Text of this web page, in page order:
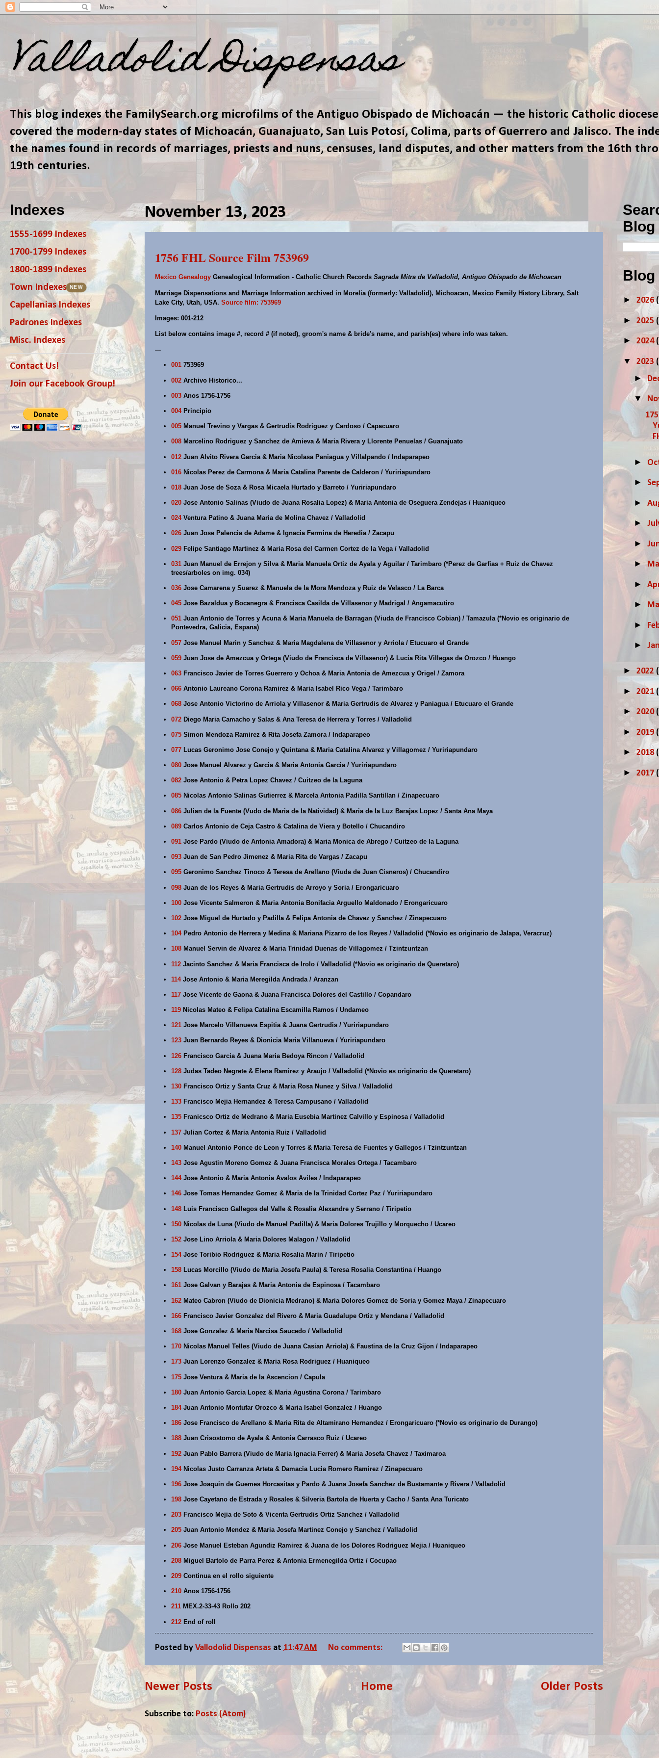
Valladolid Dispensas
This blog indexes the FamilySearch.org microfilms of the Antiguo Obispado de Michoacán — the historic Catholic
covered the modern-day states of Michoacán, Guanajuato, San Luis Potosí, Colima, parts of Guerrero and Jalisco. The
the names found in records of marriages, priests and nuns, censuses, land disputes, and other matters from the 16th
19th centuries.
November 13, 2023
1756 FHL Source Film 753969
Mexico Genealogy Genealogical Information - Catholic Church Records Sagrada Mitra de Valladolid, Antiguo Obispado de Michoacan
Marriage Dispensations and Marriage Information archived in Morelia (formerly: Valladolid), Michoacan, Mexico Family History Library, Salt
Lake City, Utah, USA. Source film: 753969
Images: 001-212
List below contains image #, record # (if noted), groom's name & bride's name, and parish(es) where info was taken.
---
001 753969
002 Archivo Historico...
003 Anos 1756-1756
004Principio
005 Manuel Trevino y Vargas & Gertrudis Rodriguez y Cardoso / Capacuaro
008 Marcelino Rodriguez y Sanchez de Amieva & Maria Rivera y Llorente Penuelas / Guanajuato
012 Juan Alvito Rivera Garcia & Maria Nicolasa Paniagua y Villalpando / Indaparapeo
016 Nicolas Perez de Carmona & Maria Catalina Parente de Calderon / Yuririapundaro
018 Juan Jose de Soza & Rosa Micaela Hurtado y Barreto / Yuririapundaro
020 Jose Antonio Salinas (Viudo de Juana Rosalia Lopez) & Maria Antonia de Oseguera Zendejas / Huaniqueo
024Ventura Patino & Juana Maria de Molina Chavez / Valladolid
026 Juan Jose Palencia de Adame & Ignacia Fermina de Heredia / Zacapu
029 Felipe Santiago Martinez & Maria Rosa del Carmen Cortez de la Vega / Valladolid
031 Juan Manuel de Errejon y Silva & Maria Manuela Ortiz de Ayala y Aguilar / Tarimbaro (*Perez de Garfias + Ruiz de Chavez
trees/arboles on img. 034)
036 Jose Camarena y Suarez & Manuela de la Mora Mendoza y Ruiz de Velasco / La Barca
045 Jose Bazaldua y Bocanegra & Francisca Casilda de Villasenor y Madrigal / Angamacutiro
051 Juan Antonio de Torres y Acuna & Maria Manuela de Barragan (Viuda de Francisco Cobian) / Tamazula (*Novio es originario de
Pontevedra, Galicia, Espana)
057 Jose Manuel Marin y Sanchez & Maria Magdalena de Villasenor y Arriola / Etucuaro el Grande
059 Juan Jose de Amezcua y Ortega (Viudo de Francisca de Villasenor) & Lucia Rita Villegas de Orozco / Huango
063 Francisco Javier de Torres Guerrero y Ochoa & Maria Antonia de Amezcua y Origel / Zamora
066 Antonio Laureano Corona Ramirez & Maria Isabel Rico Vega / Tarimbaro
068 Jose Antonio Victorino de Arriola y Villasenor & Maria Gertrudis de Alvarez y Paniagua / Etucuaro el Grande
072 Diego Maria Camacho y Salas & Ana Teresa de Herrera y Torres / Valladolid
075 Simon Mendoza Ramirez & Rita Josefa Zamora / Indaparapeo
077 Lucas Geronimo Jose Conejo y Quintana & Maria Catalina Alvarez y Villagomez / Yuririapundaro
080 Jose Manuel Alvarez y Garcia & Maria Antonia Garcia / Yuririapundaro
082 Jose Antonio & Petra Lopez Chavez / Cuitzeo de la Laguna
085 Nicolas Antonio Salinas Gutierrez & Marcela Antonia Padilla Santillan / Zinapecuaro
086 Julian de la Fuente (Vudo de Maria de la Natividad) & Maria de la Luz Barajas Lopez / Santa Ana Maya
089 Carlos Antonio de Ceja Castro & Catalina de Viera y Botello / Chucandiro
091 Jose Pardo (Viudo de Antonia Amadora) & Maria Monica de Abrego / Cuitzeo de la Laguna
093 Juan de San Pedro Jimenez & Maria Rita de Vargas / Zacapu
095 Geronimo Sanchez Tinoco & Teresa de Arellano (Viuda de Juan Cisneros) / Chucandiro
098 Juan de los Reyes & Maria Gertrudis de Arroyo y Soria / Erongaricuaro
100 Jose Vicente Salmeron & Maria Antonia Bonifacia Arguello Maldonado / Erongaricuaro
102 Jose Miguel de Hurtado y Padilla & Felipa Antonia de Chavez y Sanchez / Zinapecuaro
104Pedro Antonio de Herrera y Medina & Mariana Pizarro de los Reyes / Valladolid (*Novio es originario de Jalapa, Veracruz)
108 Manuel Servin de Alvarez & Maria Trinidad Duenas de Villagomez / Tzintzuntzan
112 Jacinto Sanchez & Maria Francisca de Irolo / Valladolid (*Novio es originario de Queretaro)
114Jose Antonio & Maria Meregilda Andrada / Aranzan
117 Jose Vicente de Gaona & Juana Francisca Dolores del Castillo / Copandaro
119 Nicolas Mateo & Felipa Catalina Escamilla Ramos / Undameo
121 Jose Marcelo Villanueva Espitia & Juana Gertrudis / Yuririapundaro
123 Juan Bernardo Reyes & Dionicia Maria Villanueva / Yuririapundaro
126 Francisco Garcia & Juana Maria Bedoya Rincon / Valladolid
128 Judas Tadeo Negrete & Elena Ramirez y Araujo / Valladolid (*Novio es originario de Queretaro)
130 Francisco Ortiz y Santa Cruz & Maria Rosa Nunez y Silva / Valladolid
133 Francisco Mejia Hernandez & Teresa Campusano / Valladolid
135 Franicsco Ortiz de Medrano & Maria Eusebia Martinez Calvillo y Espinosa / Valladolid
137 Julian Cortez & Maria Antonia Ruiz / Valladolid
140 Manuel Antonio Ponce de Leon y Torres & Maria Teresa de Fuentes y Gallegos / Tzintzuntzan
143 Jose Agustin Moreno Gomez & Juana Francisca Morales Ortega / Tacambaro
144Jose Antonio & Maria Antonia Avalos Aviles / Indaparapeo
146 Jose Tomas Hernandez Gomez & Maria de la Trinidad Cortez Paz / Yuririapundaro
148 Luis Francisco Gallegos del Valle & Rosalia Alexandre y Serrano / Tiripetio
150 Nicolas de Luna (Viudo de Manuel Padilla) & Maria Dolores Trujillo y Morquecho / Ucareo
152 Jose Lino Arriola & Maria Dolores Malagon / Valladolid
154Jose Toribio Rodriguez & Maria Rosalia Marin / Tiripetio
158 Lucas Morcillo (Viudo de Maria Josefa Paula) & Teresa Rosalia Constantina / Huango
161 Jose Galvan y Barajas & Maria Antonia de Espinosa / Tacambaro
162 Mateo Cabron (Viudo de Dionicia Medrano) & Maria Dolores Gomez de Soria y Gomez Maya / Zinapecuaro
166 Francisco Javier Gonzalez del Rivero & Maria Guadalupe Ortiz y Mendana / Valladolid
168 Jose Gonzalez & Maria Narcisa Saucedo / Valladolid
170 Nicolas Manuel Telles (Viudo de Juana Casian Arriola) & Faustina de la Cruz Gijon / Indaparapeo
173 Juan Lorenzo Gonzalez & Maria Rosa Rodriguez / Huaniqueo
175 Jose Ventura & Maria de la Ascencion / Capula
180 Juan Antonio Garcia Lopez & Maria Agustina Corona / Tarimbaro
184Juan Antonio Montufar Orozco & Maria Isabel Gonzalez / Huango
186 Jose Francisco de Arellano & Maria Rita de Altamirano Hernandez / Erongaricuaro (*Novio es originario de Durango)
188 Juan Crisostomo de Ayala & Antonia Carrasco Ruiz / Ucareo
192 Juan Pablo Barrera (Viudo de Maria Ignacia Ferrer) & Maria Josefa Chavez / Taximaroa
194Nicolas Justo Carranza Arteta & Damacia Lucia Romero Ramirez / Zinapecuaro
196 Jose Joaquin de Guemes Horcasitas y Pardo & Juana Josefa Sanchez de Bustamante y Rivera / Valladolid
198 Jose Cayetano de Estrada y Rosales & Silveria Bartola de Huerta y Cacho / Santa Ana Turicato
203 Francisco Mejia de Soto & Vicenta Gertrudis Ortiz Sanchez / Valladolid
205 Juan Antonio Mendez & Maria Josefa Martinez Conejo y Sanchez / Valladolid
206 Jose Manuel Esteban Agundiz Ramirez & Juana de los Dolores Rodriguez Mejia / Huaniqueo
208 Miguel Bartolo de Parra Perez & Antonia Ermenegilda Ortiz / Cocupao
209 Continua en el rollo siguiente
210 Anos 1756-1756
211 MEX.2-33-43 Rollo 202
212 End of roll
Posted by Vallodolid Dispensas at 11:47 AM No comments:
Newer Posts Older Posts
Home
Subscribe to: Posts (Atom)
Indexes
1555-1699 Indexes
1700-1799 Indexes
1800-1899 Indexes
Town Indexes
NEW
Capellanias Indexes
Padrones Indexes
Misc. Indexes
Contact Us!
Join our Facebook Group!
Blog
► 2026
► 2025
► 2024
▼ 2023
►
▼
►
►
►
►
►
►
►
►
►
►
► 2022
► 2021
► 2020
► 2019
►2018
► 2017